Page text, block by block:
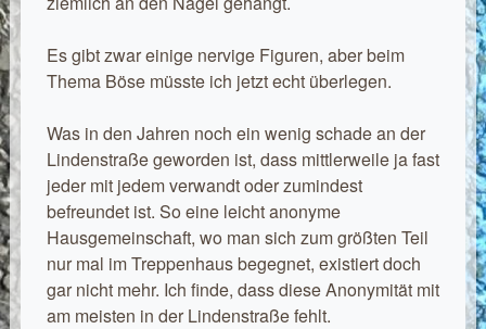
Es gibt zwar einige nervige Figuren, aber beim
Thema Böse müsste ich jetzt echt überlegen.
Was in den Jahren noch ein wenig schade an der
Lindenstraße geworden ist, dass mittlerweile ja fast
jeder mit jedem verwandt oder zumindest
befreundet ist. So eine leicht anonyme
Hausgemeinschaft, wo man sich zum größten Teil
nur mal im Treppenhaus begegnet, existiert doch
gar nicht mehr. Ich finde, dass diese Anonymität mit
am meisten in der Lindenstraße fehlt.